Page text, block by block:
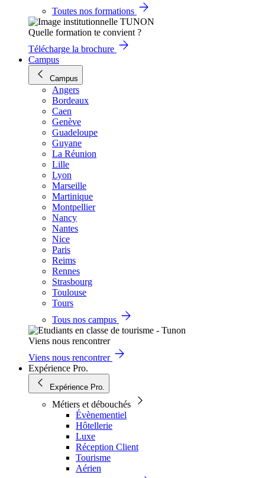
Toutes nos formations
Quelle formation te convient ?
Télécharge la brochure
Campus
Campus
Angers
Bordeaux
Caen
Genève
Guadeloupe
Guyane
La Réunion
Lille
Lyon
Marseille
Martinique
Montpellier
Nancy
Nantes
Nice
Paris
Reims
Rennes
Strasbourg
Toulouse
Tours
Tous nos campus
Viens nous rencontrer
Viens nous rencontrer
Expérience Pro.
Expérience Pro.
Métiers et débouchés
Évènementiel
Hôtellerie
Luxe
Réception Client
Tourisme
Aérien